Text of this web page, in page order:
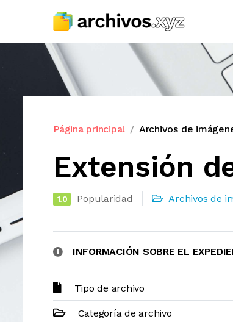
Página principal Archivos de
Extensión
1.0 Popularidad Archivos de
INFORMACIÓN SOBRE EL
Tipo de archivo
Categoría de archivo